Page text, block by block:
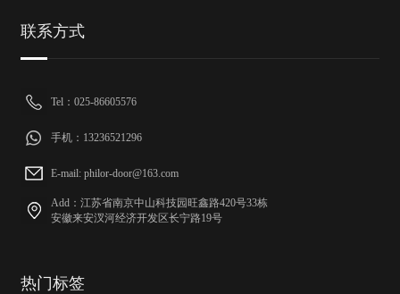
联系方式
Tel：025-86605576
手机：13236521296
E-mail: philor-door@163.com
Add：江苏省南京中山科技园旺鑫路420号33栋
安徽来安汊河经济开发区长宁路19号
热门标签